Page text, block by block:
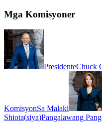
Mga Komisyoner
PresidenteChuck
KomisyonSa Malaki
Shiota(siya)Pangalawang